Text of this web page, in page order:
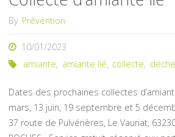
?"
By Prévention
10/01/2023
amiante, amiante lié, collecte,
Dates des prochaines collectes
mars, 13 juin, 19 septembre et 5
37 route de Pulvérières, Le Vauriat, 63230